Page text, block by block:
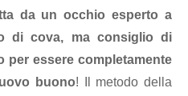
da un occhio esperto a
di cova, ma consiglio di
per essere completamente
buono! Il metodo della